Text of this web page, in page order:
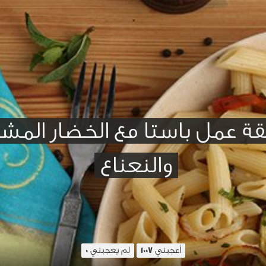
عمل باستا مع الخضار
والنعناع
أعجبني1007 لم يعجبني0